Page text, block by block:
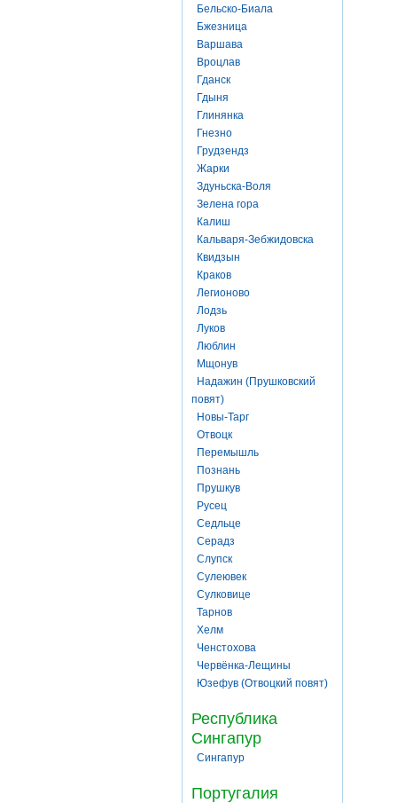
Бельско-Биала
Бжезница
Варшава
Вроцлав
Гданск
Гдыня
Глинянка
Гнезно
Грудзендз
Жарки
Здуньска-Воля
Зелена гора
Калиш
Кальваря-Зебжидовска
Квидзын
Краков
Легионово
Лодзь
Луков
Люблин
Мщонув
Надажин (Прушковский
повят)
Новы-Тарг
Отвоцк
Перемышль
Познань
Прушкув
Русец
Седльце
Серадз
Слупск
Сулеювек
Сулковице
Тарнов
Хелм
Ченстохова
Червёнка-Лещины
Юзефув (Отвоцкий повят)
Республика
Сингапур
Сингапур
Португалия